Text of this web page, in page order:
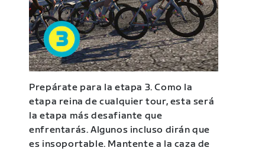
Prepárate para la etapa 3. Como la
etapa reina de cualquier tour, esta será
la etapa más desafiante que
enfrentarás. Algunos incluso dirán que
es insoportable. Mantente a la caza de